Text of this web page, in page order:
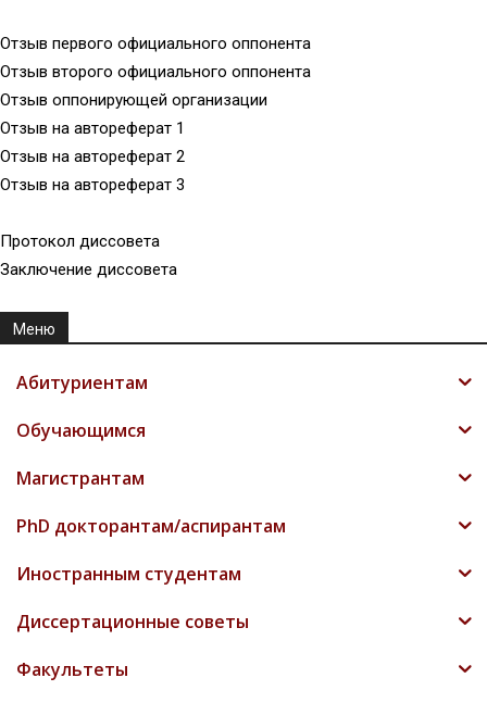
Отзыв первого официального оппонента
Отзыв второго официального оппонента
Отзыв оппонирующей организации
Отзыв на автореферат 1
Отзыв на автореферат 2
Отзыв на автореферат 3
Протокол диссовета
Заключение диссовета
Меню
Абитуриентам
Обучающимся
Магистрантам
PhD докторантам/аспирантам
Иностранным студентам
Диссертационные советы
Факультеты